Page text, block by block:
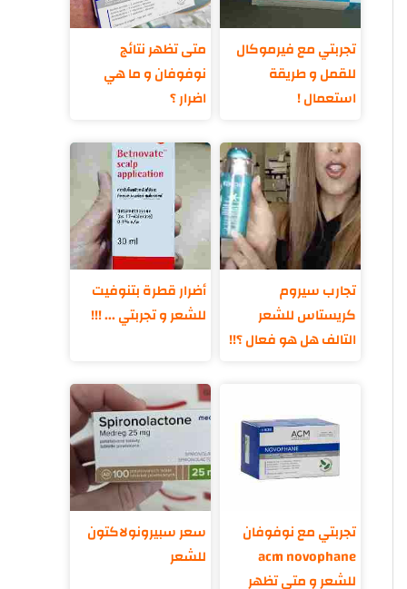
تجربتي مع فيرموكال
للقمل و طريقة
استعمال !
متى تظهر نتائج
نوفوفان و ما هي
اضرار ؟
تجارب سيروم
كريستاس للشعر
التالف هل هو فعال ؟!!
أضرار قطرة بتنوفيت
للشعر و تجربتي ... !!!
تجربتي مع نوفوفان
acm novophane
للشعر و متى تظهر
سعر سبيرونولاكتون
للشعر